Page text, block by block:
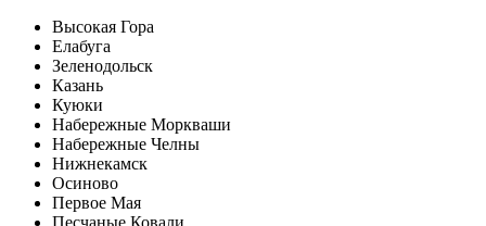
Высокая Гора
Елабуга
Зеленодольск
Казань
Куюки
Набережные Моркваши
Набережные Челны
Нижнекамск
Осиново
Первое Мая
Песчаные Ковали